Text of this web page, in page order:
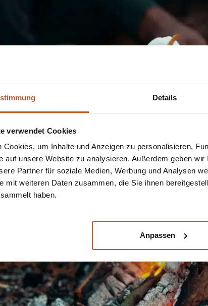
Details
verwendet Cookies
Cookies, um Inhalte und Anzeigen zu personalisieren,
auf unsere Website zu analysieren. Außerdem geben
Partner für soziale Medien, Werbung und Analysen
mit weiteren Daten zusammen, die Sie ihnen
haben.
Anpassen